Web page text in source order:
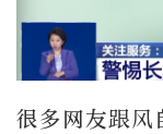
很多网友跟风